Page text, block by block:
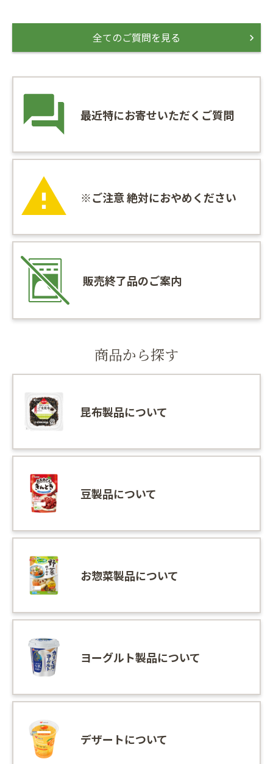
全てのご質問を見る
最近特にお寄せいただくご質問
※ご注意 絶対におやめください
販売終了品のご案内
商品から探す
昆布製品について
豆製品について
お惣菜製品について
ヨーグルト製品について
デザートについて